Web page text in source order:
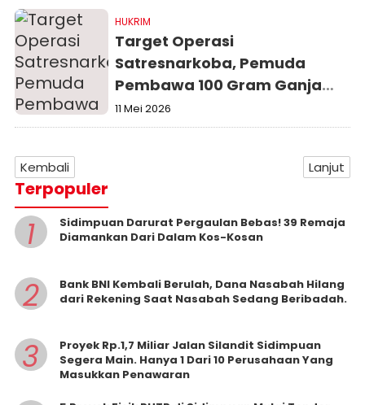
HUKRIM
Target Operasi
Satresnarkoba, Pemuda
Pembawa 100 Gram Ganja
Dibekuk di Medan
11 Mei 2026
Kembali Lanjut
Terpopuler
1
Sidimpuan Darurat Pergaulan Bebas! 39 Remaja
Diamankan Dari Dalam Kos-Kosan
2
Bank BNI Kembali Berulah, Dana Nasabah Hilang
dari Rekening Saat Nasabah Sedang Beribadah.
3
Proyek Rp.1,7 Miliar Jalan Silandit Sidimpuan
Segera Main. Hanya 1 Dari 10 Perusahaan Yang
Masukkan Penawaran